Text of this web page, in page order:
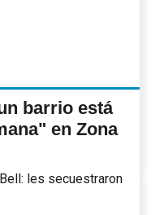
barrio está
en Zona